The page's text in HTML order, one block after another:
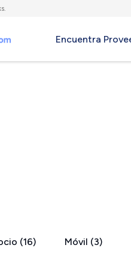
Encuentra
(16) Móvil (3)